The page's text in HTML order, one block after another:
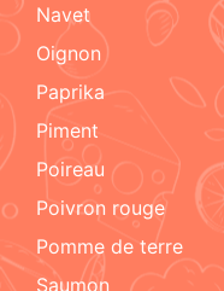
navet
oignon
paprika
piment
poireau
poivron rouge
pomme de terre
Saumon